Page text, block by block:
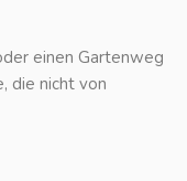
einen Gartenweg
die nicht von